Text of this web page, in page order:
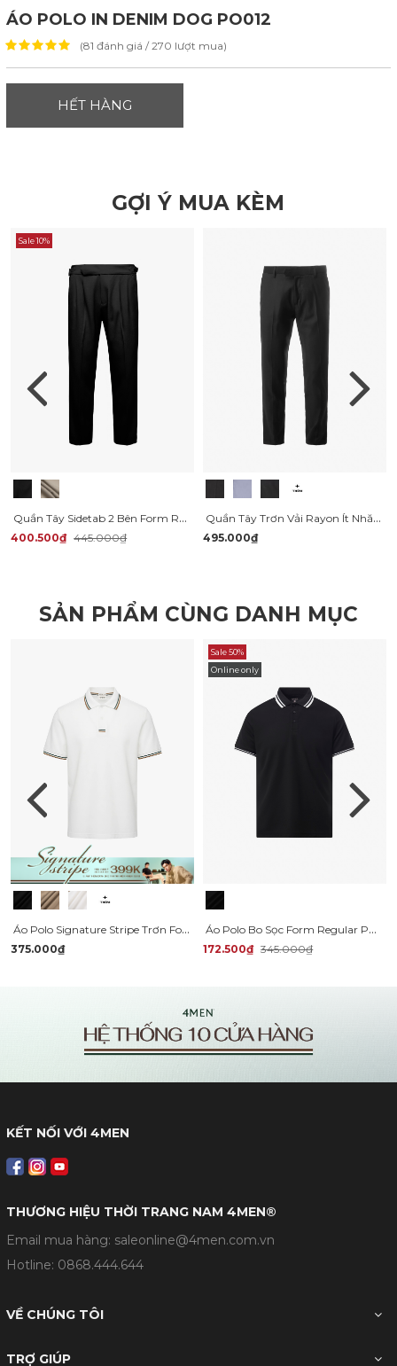
ÁO POLO IN DENIM DOG PO012
(81 đánh giá / 270 lượt mua)
HẾT HÀNG
GỢI Ý MUA KÈM
Sale 10%
Quần Tây Sidetab 2 Bên Form Regular QT070
400.500₫ 445.000₫
Quần Tây Trơn Vải Rayon Ít Nhăn Thêu 4MEN Premium Form Slimfit QT031
495.000₫
SẢN PHẨM CÙNG DANH MỤC
Áo Polo Signature Stripe Trơn Form Regular PO193
375.000₫
Sale 50%
Online only
Áo Polo Bo Sọc Form Regular PO136
172.500₫ 345.000₫
KẾT NỐI VỚI 4MEN
THƯƠNG HIỆU THỜI TRANG NAM 4MEN®
Email mua hàng: saleonline@4men.com.vn
Hotline: 0868.444.644
VỀ CHÚNG TÔI
TRỢ GIÚP